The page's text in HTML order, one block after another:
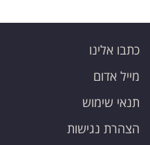
כתבו אלינו
מייל אדום
תנאי שימוש
הצהרת נגישות